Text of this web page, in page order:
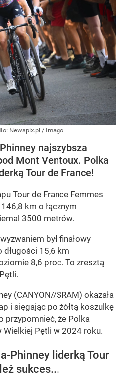
Newspix.pl / Imago
najszybsza
Mont Ventoux. Polka
Tour de France!
Tour de France Femmes
km o łącznym
3500 metrów.
był finałowy
długości 15,6 km
8,6 proc. To zresztą
(CANYON//SRAM) okazała
i sięgając po żółtą koszulkę
przypomnieć, że Polka
Wielkiej Pętli w 2024 roku.
Phinney liderką Tour
sukces...